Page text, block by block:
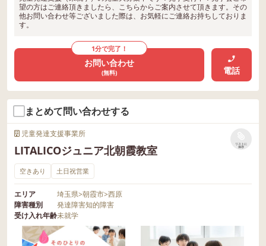
望の方はご連絡頂きましたら、こちらからご案内させて頂きます。その
他お問い合わせ等ございました際は、お気軽にご連絡お持ちしておりま
す。
1分で完了！
お問い合わせ
(無料) 電話
まとめて問い合わせする
児童発達支援事業所
LITALICOジュニア北朝霞教室
リストに
保存
空きあり 土日祝営業
エリア 埼玉県>朝霞市>西原
障害種別
発達障害知的障害
受け入れ年齢未就学